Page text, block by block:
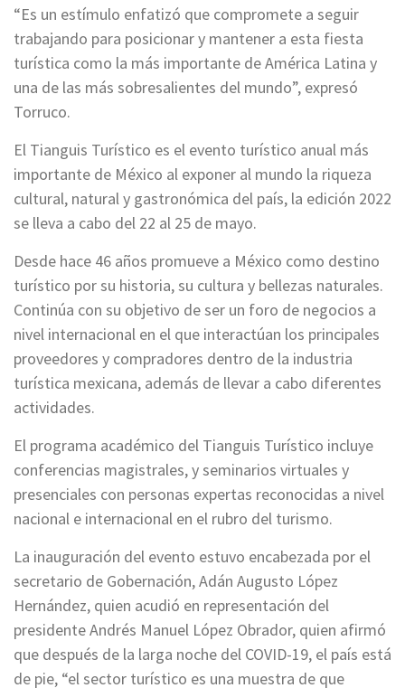
“Es un estímulo enfatizó que compromete a seguir
trabajando para posicionar y mantener a esta fiesta
turística como la más importante de América Latina y
una de las más sobresalientes del mundo”, expresó
Torruco.
El Tianguis Turístico es el evento turístico anual más
importante de México al exponer al mundo la riqueza
cultural, natural y gastronómica del país, la edición 2022
se lleva a cabo del 22 al 25 de mayo.
Desde hace 46 años promueve a México como destino
turístico por su historia, su cultura y bellezas naturales.
Continúa con su objetivo de ser un foro de negocios a
nivel internacional en el que interactúan los principales
proveedores y compradores dentro de la industria
turística mexicana, además de llevar a cabo diferentes
actividades.
El programa académico del Tianguis Turístico incluye
conferencias magistrales, y seminarios virtuales y
presenciales con personas expertas reconocidas a nivel
nacional e internacional en el rubro del turismo.
La inauguración del evento estuvo encabezada por el
secretario de Gobernación, Adán Augusto López
Hernández, quien acudió en representación del
presidente Andrés Manuel López Obrador, quien afirmó
que después de la larga noche del COVID-19, el país está
de pie, “el sector turístico es una muestra de que